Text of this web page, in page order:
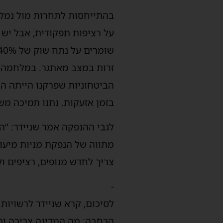
בהתייחסות לתחרות מול
על רציפות תפקודית, אבל
זרות במצב מאתגר.
הביטחוניות שפרקנו הייתה
בזמן אזעקות. נתנו תמיכה
לגבי ההנפקה אמר שניידר:
צריך לחדש מנופים, רציפים
-
לסיכום, קרא שניידר